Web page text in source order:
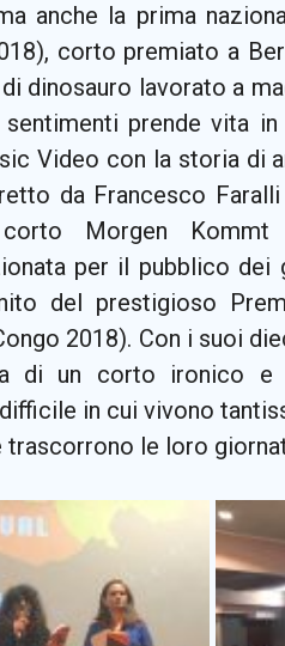
anche la prima
corto premiato a
dinosauro lavorato a
prende vita in
Video con la storia di
da Francesco
Morgen Kommt
per il pubblico
del prestigioso
2018). Con i suoi
di un corto ironico e
in cui vivono
trascorrono le loro